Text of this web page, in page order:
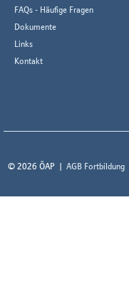
FAQs - Häufige Fragen
Dokumente
Links
Kontakt
© 2026 ÖAP AGB Fortbildung